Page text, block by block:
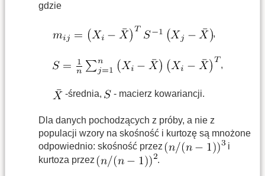
gdzie
,
,
-średnia, - macierz kowariancji.
Dla danych pochodzących z próby, a nie z
populacji wzory na skośność i kurtozę są mnożone
odpowiednio: skośność przez
i
kurtoza przez
.